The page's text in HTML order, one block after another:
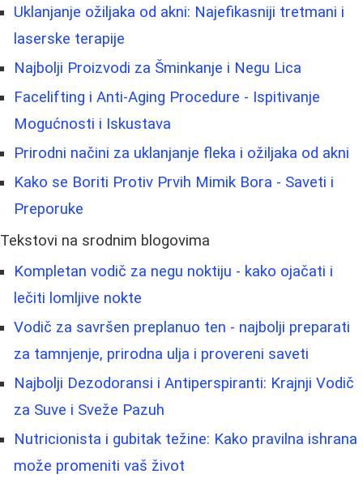
Uklanjanje ožiljaka od akni: Najefikasniji tretmani i
laserske terapije
Najbolji Proizvodi za Šminkanje i Negu Lica
Facelifting i Anti-Aging Procedure - Ispitivanje
Mogućnosti i Iskustava
Prirodni načini za uklanjanje fleka i ožiljaka od akni
Kako se Boriti Protiv Prvih Mimik Bora - Saveti i
Preporuke
Tekstovi na srodnim blogovima
Kompletan vodič za negu noktiju - kako ojačati i
lečiti lomljive nokte
Vodič za savršen preplanuo ten - najbolji preparati
za tamnjenje, prirodna ulja i provereni saveti
Najbolji Dezodoransi i Antiperspiranti: Krajnji Vodič
za Suve i Sveže Pazuh
Nutricionista i gubitak težine: Kako pravilna ishrana
može promeniti vaš život